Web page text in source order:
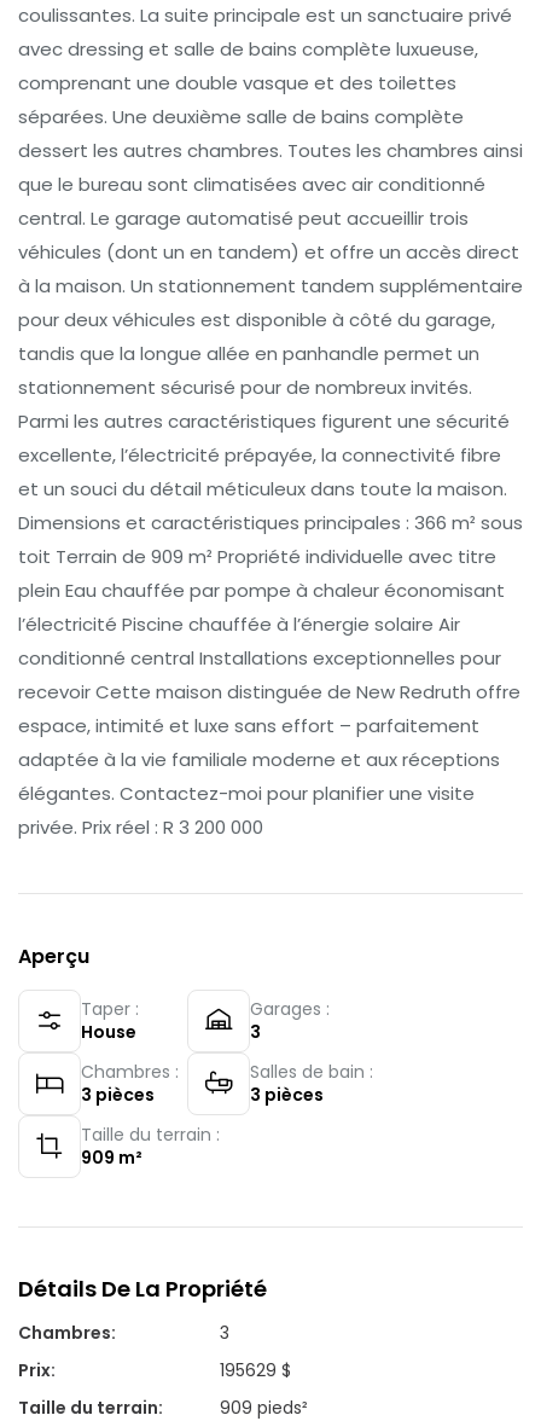
coulissantes. La suite principale est un sanctuaire privé
avec dressing et salle de bains complète luxueuse,
comprenant une double vasque et des toilettes
séparées. Une deuxième salle de bains complète
dessert les autres chambres. Toutes les chambres ainsi
que le bureau sont climatisées avec air conditionné
central. Le garage automatisé peut accueillir trois
véhicules (dont un en tandem) et offre un accès direct
à la maison. Un stationnement tandem supplémentaire
pour deux véhicules est disponible à côté du garage,
tandis que la longue allée en panhandle permet un
stationnement sécurisé pour de nombreux invités.
Parmi les autres caractéristiques figurent une sécurité
excellente, l’électricité prépayée, la connectivité fibre
et un souci du détail méticuleux dans toute la maison.
Dimensions et caractéristiques principales : 366 m² sous
toit Terrain de 909 m² Propriété individuelle avec titre
plein Eau chauffée par pompe à chaleur économisant
l’électricité Piscine chauffée à l’énergie solaire Air
conditionné central Installations exceptionnelles pour
recevoir Cette maison distinguée de New Redruth offre
espace, intimité et luxe sans effort – parfaitement
adaptée à la vie familiale moderne et aux réceptions
élégantes. Contactez-moi pour planifier une visite
privée. Prix réel : R 3 200 000
Aperçu
Taper :
House
Garages :
3
Chambres :
3 pièces
Salles de bain :
3 pièces
Taille du terrain :
909 m²
Détails De La Propriété
Chambres:
3
Prix:
195629 $
Taille du terrain: 909 pieds²